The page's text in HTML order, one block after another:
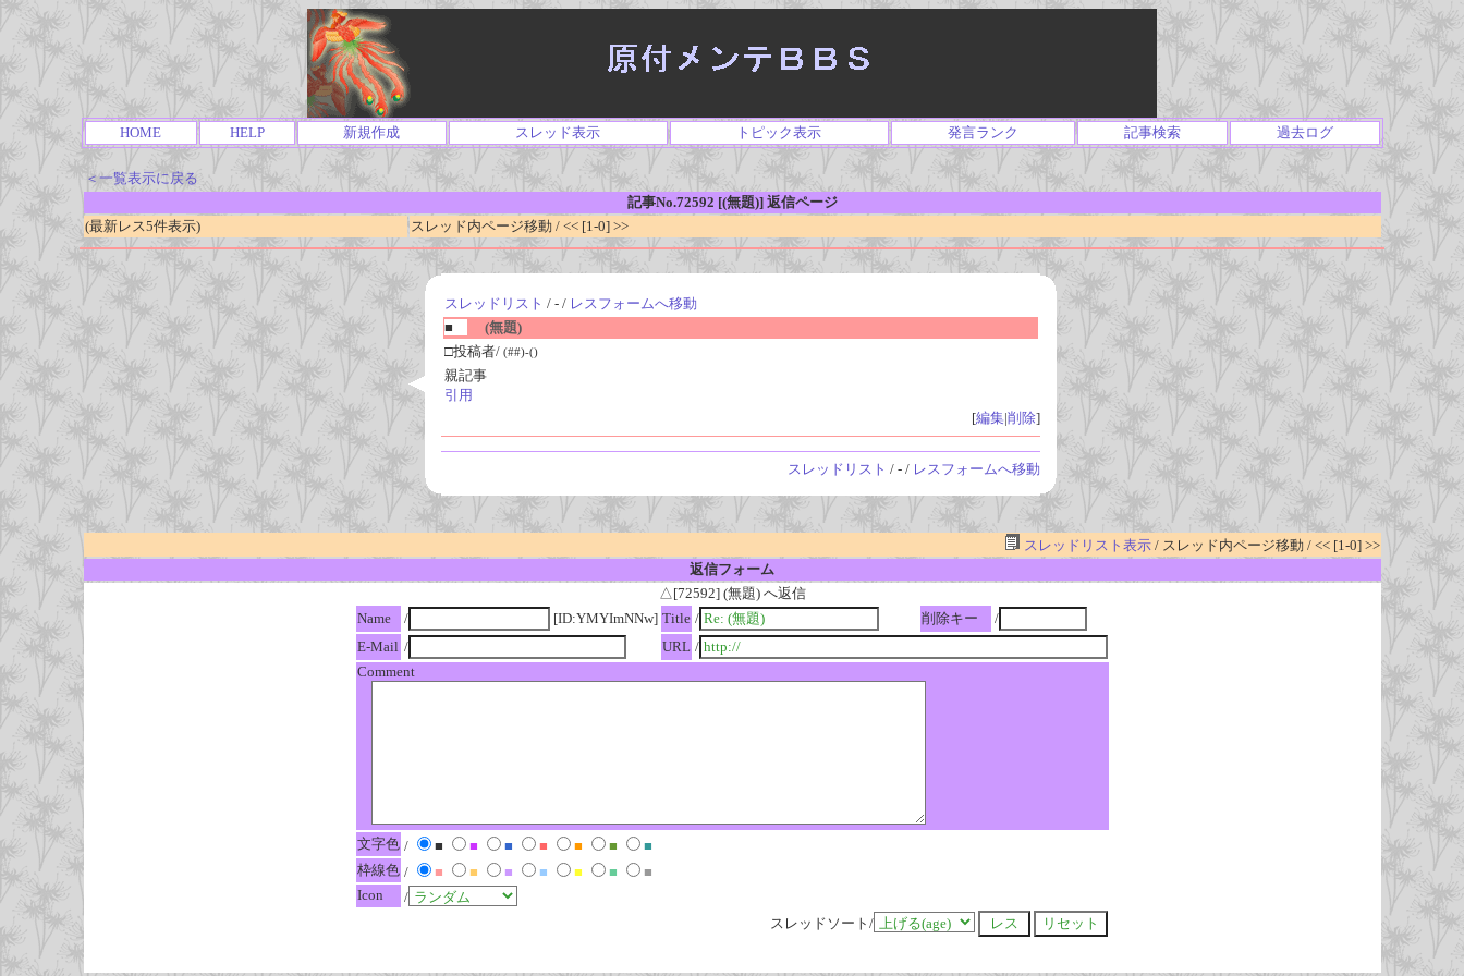
HOME HELP 新規作成 スレッド表示 トピック表示 発言ランク 記事検索 過去ログ
＜一覧表示に戻る
記事No.72592 [(無題)] 返信ページ
(最新レス5件表示)
スレッド内ページ移動 / << [1-0] >>
スレッドリスト / - / レスフォームへ移動
■
(無題)
□投稿者/ (##)-()
親記事
引用
[編集|削除]
スレッドリスト / - / レスフォームへ移動
スレッドリスト表示/ スレッド内ページ移動 / << [1-0] >>
返信フォーム
△[72592] (無題) へ返信
Name
/ [ID:YMYImNNw] Title / 削除キー
/
E-Mail / URL /
Comment
文字色 / ■ ■ ■ ■ ■ ■
■
枠線色 / ■ ■ ■ ■ ■ ■
■
Icon
/
スレッドソート/